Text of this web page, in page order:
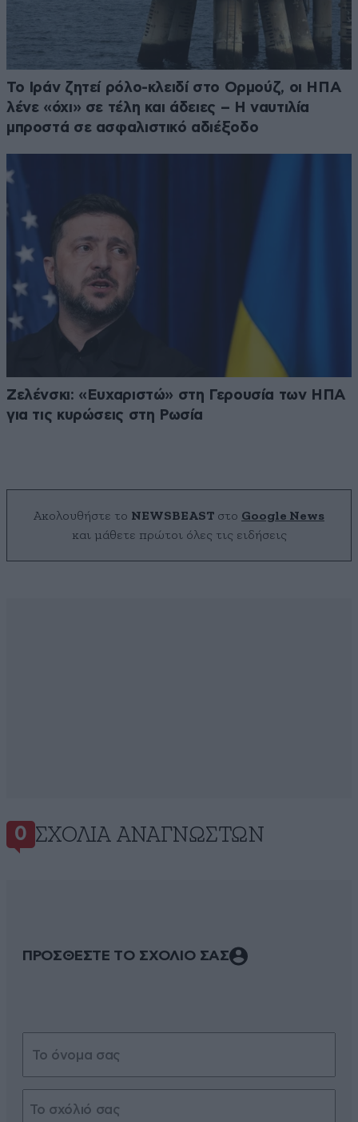
Το Ιράν ζητεί ρόλο-κλειδί στο Ορμούζ, οι ΗΠΑ
λένε «όχι» σε τέλη και άδειες – Η ναυτιλία
μπροστά σε ασφαλιστικό αδιέξοδο
Ζελένσκι: «Ευχαριστώ» στη Γερουσία των ΗΠΑ
για τις κυρώσεις στη Ρωσία
Ακολουθήστε το NEWSBEAST στο Google News
και μάθετε πρώτοι όλες τις ειδήσεις
0 ΣΧΌΛΙΑ ΑΝΑΓΝΩΣΤΏΝ
ΠΡΟΣΘΕΣΤΕ ΤΟ ΣΧΟΛΙΟ ΣΑΣ